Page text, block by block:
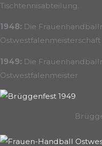
Tischtennisabteilung.
1948: Die
Ostwestfalenmeisterschaft
1949: Die
Ostwestfalenmeister